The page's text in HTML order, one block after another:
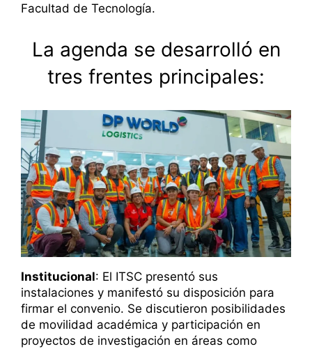
Facultad de Tecnología.
La agenda se desarrolló en
tres frentes principales:
Institucional: El ITSC presentó sus
instalaciones y manifestó su disposición para
firmar el convenio. Se discutieron posibilidades
de movilidad académica y participación en
proyectos de investigación en áreas como